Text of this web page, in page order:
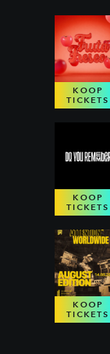
KOOP
TICKETS
KOOP
TICKETS
KOOP
TICKETS